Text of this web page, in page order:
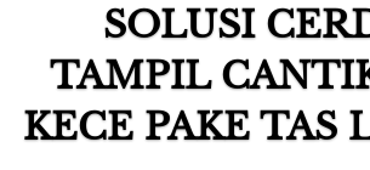
SOLUSI
TAMPIL
KECE PAKE TAS